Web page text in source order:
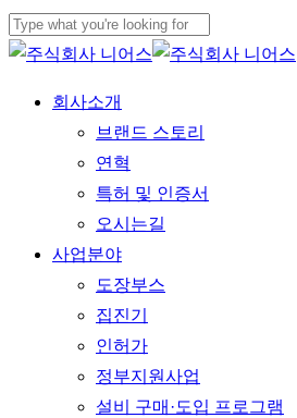
Skip
to
content
Close
Menu
회사소개
브랜드 스토리
연혁
특허 및 인증서
오시는길
사업분야
도장부스
집진기
인허가
정부지원사업
설비 구매·도입 프로그램